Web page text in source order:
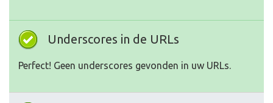
Underscores in de URLs
Perfect! Geen underscores gevonden in uw URLs.